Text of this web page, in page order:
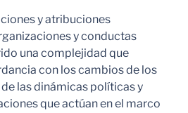
y atribuciones
y conductas
una complejidad que
con los cambios de los
las dinámicas políticas y
que actúan en el marco